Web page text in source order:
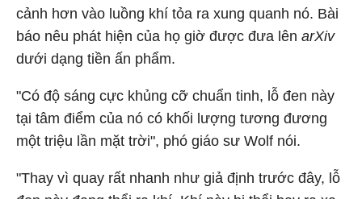
cảnh hơn vào luồng khí tỏa ra xung quanh nó. Bài
báo nêu phát hiện của họ giờ được đưa lên arXiv
dưới dạng tiền ấn phẩm.
"Có độ sáng cực khủng cỡ chuẩn tinh, lỗ đen này
tại tâm điểm của nó có khối lượng tương đương
một triệu lần mặt trời", phó giáo sư Wolf nói.
"Thay vì quay rất nhanh như giả định trước đây, lỗ